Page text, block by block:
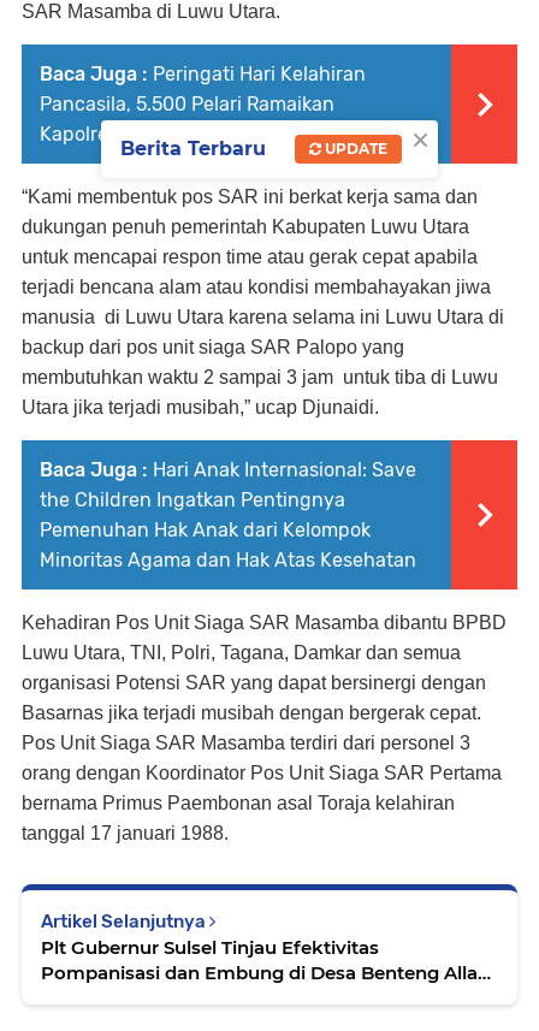
SAR Masamba di Luwu Utara.
Baca Juga : Peringati Hari Kelahiran
Pancasila, 5.500 Pelari Ramaikan
Kapolrestabes Makassar Cup 2022
“Kami membentuk pos SAR ini berkat kerja sama dan
dukungan penuh pemerintah Kabupaten Luwu Utara
untuk mencapai respon time atau gerak cepat apabila
terjadi bencana alam atau kondisi membahayakan jiwa
manusia di Luwu Utara karena selama ini Luwu Utara di
backup dari pos unit siaga SAR Palopo yang
membutuhkan waktu 2 sampai 3 jam untuk tiba di Luwu
Utara jika terjadi musibah,” ucap Djunaidi.
Baca Juga : Hari Anak Internasional: Save
the Children Ingatkan Pentingnya
Pemenuhan Hak Anak dari Kelompok
Minoritas Agama dan Hak Atas Kesehatan
Kehadiran Pos Unit Siaga SAR Masamba dibantu BPBD
Luwu Utara, TNI, Polri, Tagana, Damkar dan semua
organisasi Potensi SAR yang dapat bersinergi dengan
Basarnas jika terjadi musibah dengan bergerak cepat.
Pos Unit Siaga SAR Masamba terdiri dari personel 3
orang dengan Koordinator Pos Unit Siaga SAR Pertama
bernama Primus Paembonan asal Toraja kelahiran
tanggal 17 januari 1988.
Artikel Selanjutnya
Plt Gubernur Sulsel Tinjau Efektivitas
Pompanisasi dan Embung di Desa Benteng Alla
×
Berita Terbaru UPDATE